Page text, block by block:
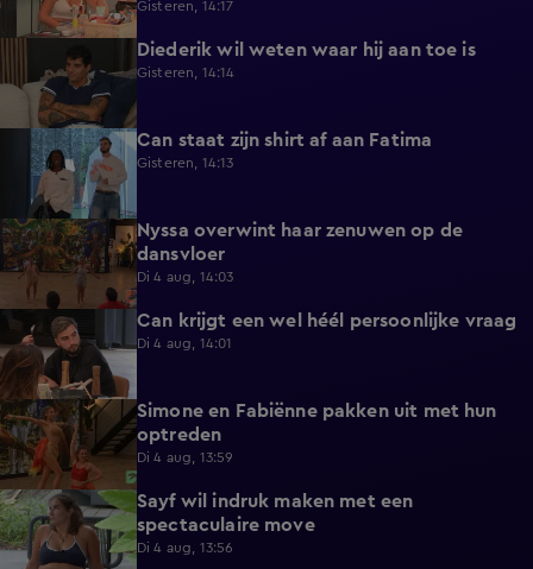
Gisteren, 14:17
Diederik wil weten waar hij aan toe is
Gisteren, 14:14
Can staat zijn shirt af aan Fatima
Gisteren, 14:13
0:35
Nyssa overwint haar zenuwen op de
dansvloer
Di 4 aug, 14:03
0:34 Can krijgt een wel héél persoonlijke vraag
Di 4 aug, 14:01
0:34
Simone en Fabiënne pakken uit met hun
optreden
Di 4 aug, 13:59
0:41
Sayf wil indruk maken met een
spectaculaire move
Di 4 aug, 13:56